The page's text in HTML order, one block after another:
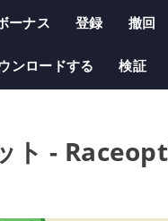
ーナス 登録 撤回
ンロードする 検証
ト -